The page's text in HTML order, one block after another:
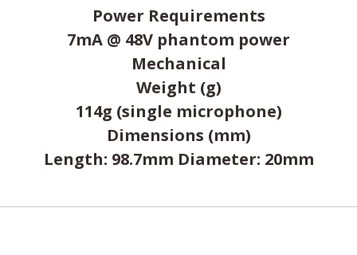
Power Requirements
7mA @ 48V phantom power
Mechanical
Weight (g)
114g (single microphone)
Dimensions (mm)
Length: 98.7mm Diameter: 20mm